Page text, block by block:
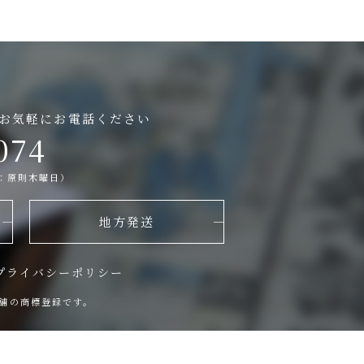
お気軽にお電話ください
則木曜日）
地方発送
ライバシーポリシー
の商標登録です。